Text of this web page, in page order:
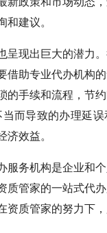
建议。
现出巨大的潜力
借助专业代办机构
手续和流程，节约
而导致的办理延误
效益。
务机构是企业和
质管家的一站式代
资质管家的努力下